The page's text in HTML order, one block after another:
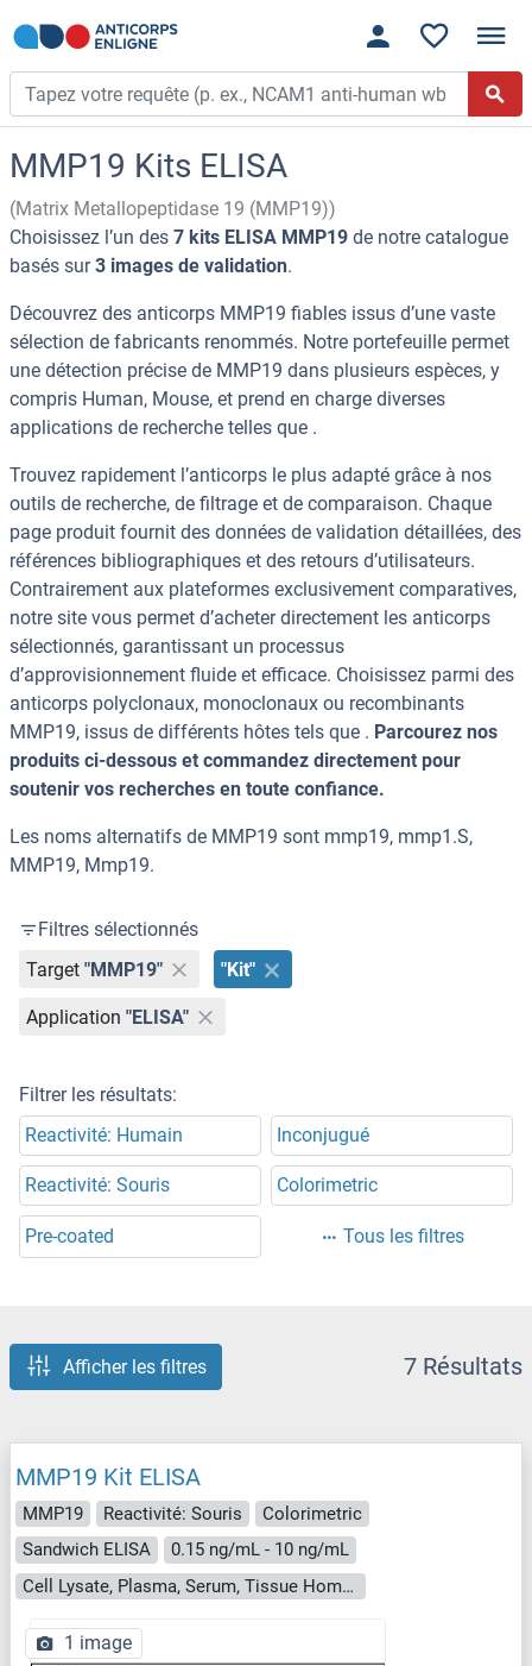
MMP19 Kits ELISA
(Matrix Metallopeptidase 19 (MMP19))
Choisissez l’un des 7 kits ELISA MMP19 de notre catalogue
basés sur3 images de validation.
Découvrez des anticorps MMP19 fiables issus d’une vaste
sélection de fabricants renommés. Notre portefeuille permet
une détection précise de MMP19 dans plusieurs espèces, y
compris Human, Mouse, et prend en charge diverses
applications de recherche telles que .
Trouvez rapidement l’anticorps le plus adapté grâce à nos
outils de recherche, de filtrage et de comparaison. Chaque
page produit fournit des données de validation détaillées, des
références bibliographiques et des retours d’utilisateurs.
Contrairement aux plateformes exclusivement comparatives,
notre site vous permet d’acheter directement les anticorps
sélectionnés, garantissant un processus
d’approvisionnement fluide et efficace. Choisissez parmi des
anticorps polyclonaux, monoclonaux ou recombinants
MMP19, issus de différents hôtes tels que . Parcourez nos
produits ci-dessous et commandez directement pour
soutenir vos recherches en toute confiance.
Les noms alternatifs de MMP19 sont mmp19, mmp1.S,
MMP19, Mmp19.
Filtres sélectionnés
Target "MMP19" "Kit"
Application "ELISA"
Filtrer les résultats:
Reactivité: Humain
Inconjugué
Reactivité: Souris Colorimetric
Pre-coated Tous les filtres
Afficher les filtres 7 Résultats
MMP19 Kit ELISA
MMP19 Reactivité: Souris
Colorimetric
Sandwich ELISA
0.15 ng/mL - 10 ng/mL
Cell Lysate, Plasma, Serum, Tissue Homogenate
1 image